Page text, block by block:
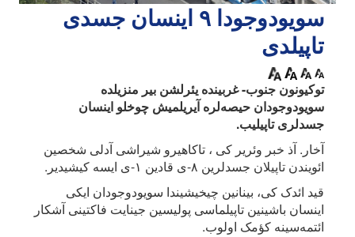
سویودوجودا ۹ اینسان جسدی
تاپیلدی
توکیونون جنوب- غربینده یئرلشن بیر منزیلده
سویودوجودان حیصه‌لره آیریلمیش چوخلو اینسان
جسدلری تاپیلیب.
آخار. آذ خبر وئریر کی ، تاکاهیرو شیراشی آدلی شخصین
ائویندن تاپیلان جسدلرین ۸-ی قادین ۱-ی ایسه کیشیدیر.
قید ائدک کی، بینانین چیخیشیندا سویودوجودان ایکی
اینسان باشینین تاپیلماسی پولیسین جینایت فاکتینی آشکار
ائتمه‌سینه کؤمک اولوب.